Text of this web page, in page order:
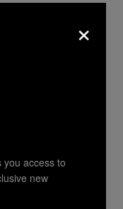
×
you access to
new